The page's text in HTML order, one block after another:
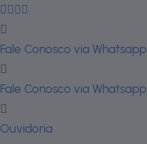
Fale Conosco via Whatsapp
Fale Conosco via Whatsapp
Ouvidoria